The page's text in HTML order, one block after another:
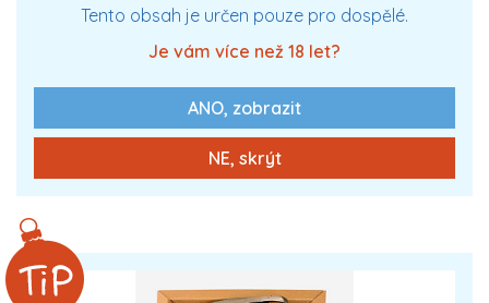
Tento obsah je určen pouze pro dospělé.
Je vám více než 18 let?
ANO, zobrazit
NE, skrýt